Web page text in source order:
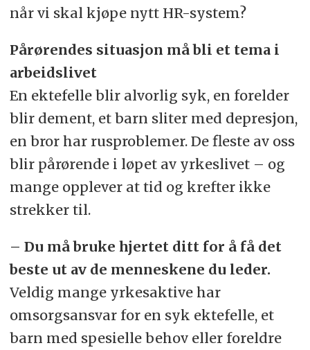
når vi skal kjøpe nytt HR-system?
Pårørendes situasjon må bli et tema i
arbeidslivet
En ektefelle blir alvorlig syk, en forelder
blir dement, et barn sliter med depresjon,
en bror har rusproblemer. De fleste av oss
blir pårørende i løpet av yrkeslivet – og
mange opplever at tid og krefter ikke
strekker til.
– Du må bruke hjertet ditt for å få det
beste ut av de menneskene du leder.
Veldig mange yrkesaktive har
omsorgsansvar for en syk ektefelle, et
barn med spesielle behov eller foreldre